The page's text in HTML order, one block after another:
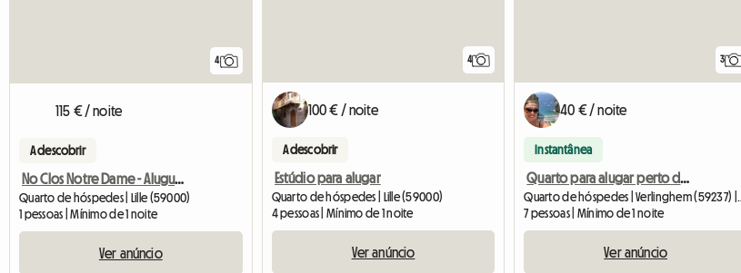
4
115 € / noite
A descobrir
No Clos Notre Dame - Aluguel Lille
Quarto de hóspedes | Lille (59000)
1 pessoas | Mínimo de 1 noite
Ver anúncio
4
100 € / noite
A descobrir
Estúdio para alugar
Quarto de hóspedes | Lille (59000)
4 pessoas | Mínimo de 1 noite
Ver anúncio
3
40 € / noite
Instantânea
Quarto para alugar perto do Tour de France Verlinghem
Quarto de
7 pessoas | Mínimo de 1 noite
Ver anúncio